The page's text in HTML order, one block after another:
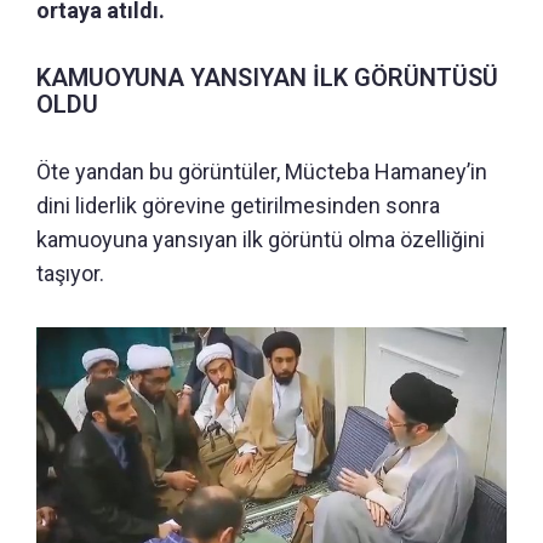
ortaya atıldı.
KAMUOYUNA YANSIYAN İLK GÖRÜNTÜSÜ
OLDU
Öte yandan bu görüntüler, Mücteba Hamaney’in
dini liderlik görevine getirilmesinden sonra
kamuoyuna yansıyan ilk görüntü olma özelliğini
taşıyor.